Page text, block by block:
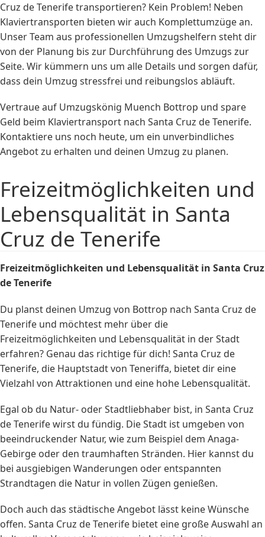
Cruz de Tenerife transportieren? Kein Problem! Neben
Klaviertransporten bieten wir auch Komplettumzüge an.
Unser Team aus professionellen Umzugshelfern steht dir
von der Planung bis zur Durchführung des Umzugs zur
Seite. Wir kümmern uns um alle Details und sorgen dafür,
dass dein Umzug stressfrei und reibungslos abläuft.
Vertraue auf Umzugskönig Muench Bottrop und spare
Geld beim Klaviertransport nach Santa Cruz de Tenerife.
Kontaktiere uns noch heute, um ein unverbindliches
Angebot zu erhalten und deinen Umzug zu planen.
Freizeitmöglichkeiten und
Lebensqualität in Santa
Cruz de Tenerife
Freizeitmöglichkeiten und Lebensqualität in Santa Cruz
de Tenerife
Du planst deinen Umzug von Bottrop nach Santa Cruz de
Tenerife und möchtest mehr über die
Freizeitmöglichkeiten und Lebensqualität in der Stadt
erfahren? Genau das richtige für dich! Santa Cruz de
Tenerife, die Hauptstadt von Teneriffa, bietet dir eine
Vielzahl von Attraktionen und eine hohe Lebensqualität.
Egal ob du Natur- oder Stadtliebhaber bist, in Santa Cruz
de Tenerife wirst du fündig. Die Stadt ist umgeben von
beeindruckender Natur, wie zum Beispiel dem Anaga-
Gebirge oder den traumhaften Stränden. Hier kannst du
bei ausgiebigen Wanderungen oder entspannten
Strandtagen die Natur in vollen Zügen genießen.
Doch auch das städtische Angebot lässt keine Wünsche
offen. Santa Cruz de Tenerife bietet eine große Auswahl an